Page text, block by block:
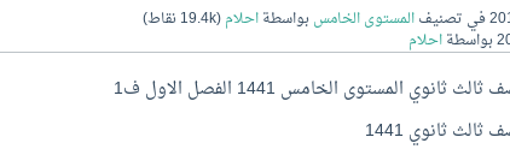
في تصنيفالمستوى الخامسبواسطةاحلام(
19.4kنقاط)
بواسطةاحلام
المستوى الخامس 1441 الفصل الاول ف1
ثانوي 1441